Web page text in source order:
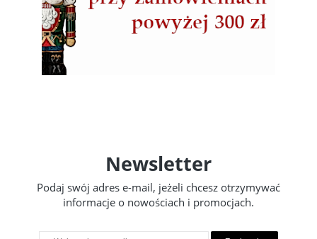
Newsletter
Podaj swój adres e-mail, jeżeli chcesz otrzymywać
informacje o nowościach i promocjach.